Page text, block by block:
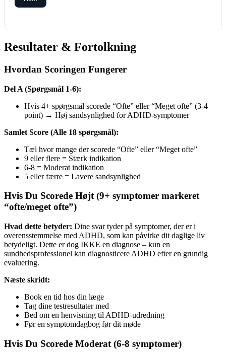
Resultater & Fortolkning
Hvordan Scoringen Fungerer
Del A (Spørgsmål 1-6):
Hvis 4+ spørgsmål scorede “Ofte” eller “Meget ofte” (3-4
point) → Høj sandsynlighed for ADHD-symptomer
Samlet Score (Alle 18 spørgsmål):
Tæl hvor mange der scorede “Ofte” eller “Meget ofte”
9 eller flere = Stærk indikation
6-8 = Moderat indikation
5 eller færre = Lavere sandsynlighed
Hvis Du Scorede Højt (9+ symptomer markeret
“ofte/meget ofte”)
Hvad dette betyder: Dine svar tyder på symptomer, der er i
overensstemmelse med ADHD, som kan påvirke dit daglige liv
betydeligt. Dette er dog IKKE en diagnose – kun en
sundhedsprofessionel kan diagnosticere ADHD efter en grundig
evaluering.
Næste skridt:
Book en tid hos din læge
Tag dine testresultater med
Bed om en henvisning til ADHD-udredning
Før en symptomdagbog før dit møde
Hvis Du Scorede Moderat (6-8 symptomer)